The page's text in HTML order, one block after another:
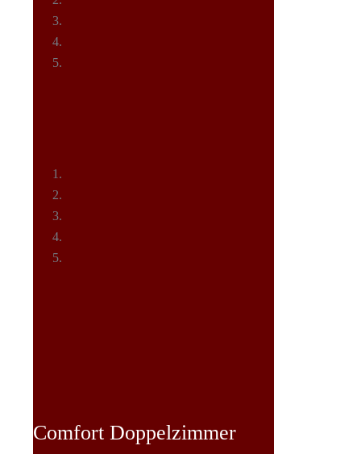
Comfort Doppelzimmer